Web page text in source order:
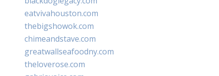
eatvivahouston.com
thebigshowok.com
chimeandstave.com
greatwallseafoodny.com
theloverose.com